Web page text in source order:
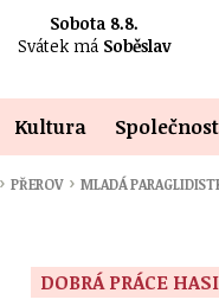
Sobota 8.8.
Svátek má Soběslav
Kultura Společnost
› PŘEROV › MLADÁ
DOBRÁ PRÁCE